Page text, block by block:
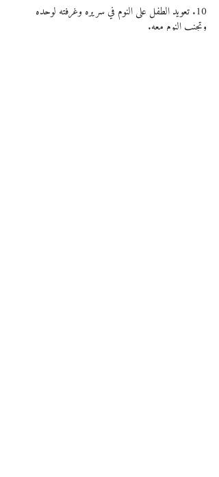
10. تعويد الطفل على النوم في سريره وغرفته لوحده
وتجنب النوم معه.